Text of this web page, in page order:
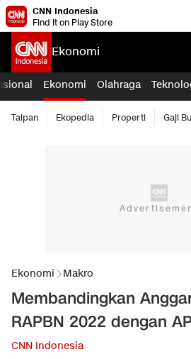
CNN Indonesia
Find it on Play Store
Ekonomi
Ekonomi Olahraga
Taipan Ekopedia Properti Gaji
Ekonomi Makro
Membandingkan
RAPBN 2022 dengan
CNN Indonesia